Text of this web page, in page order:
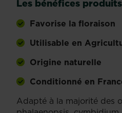
Les bénéfices produits
Favorise la floraison
Utilisable en
Origine naturelle
Conditionné en
Adapté à la majorité des